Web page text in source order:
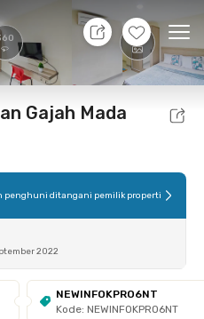
+12
Lokasi Kamar
Gajah Mada
penghuni ditangani pemilik properti
2022
NEWINFOKPRO6NT
Kode: NEWINFOKPRO6NT